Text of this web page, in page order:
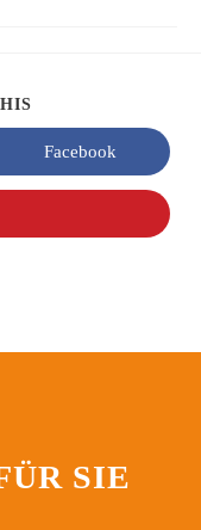
Facebook
SIE